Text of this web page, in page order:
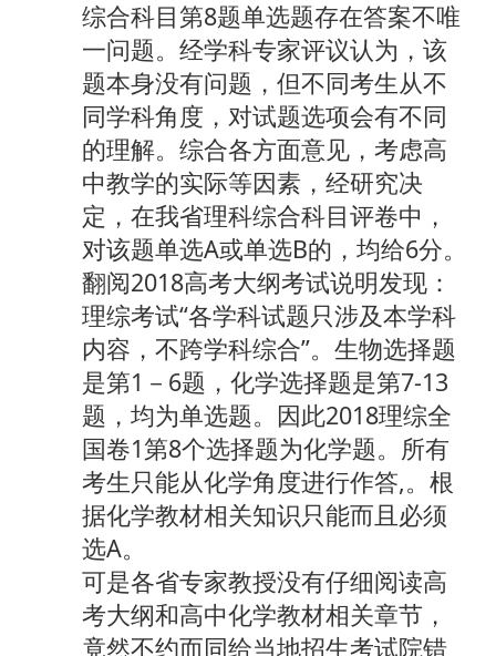
综合科目第8题单选题存在答案不唯
一问题。经学科专家评议认为，该
题本身没有问题，但不同考生从不
同学科角度，对试题选项会有不同
的理解。综合各方面意见，考虑高
中教学的实际等因素，经研究决
定，在我省理科综合科目评卷中，
对该题单选A或单选B的，均给6分。
翻阅2018高考大纲考试说明发现：
理综考试“各学科试题只涉及本学科
内容，不跨学科综合”。生物选择题
是第1－6题，化学选择题是第7-13
题，均为单选题。因此2018理综全
国卷1第8个选择题为化学题。所有
考生只能从化学角度进行作答,。根
据化学教材相关知识只能而且必须
选A。
可是各省专家教授没有仔细阅读高
考大纲和高中化学教材相关章节，
竟然不约而同给当地招生考试院错